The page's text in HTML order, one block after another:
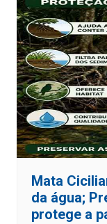
Mata
da água;
protege a